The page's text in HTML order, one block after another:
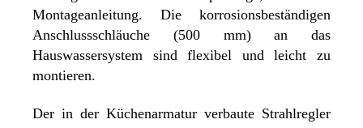
Montageanleitung. Die korrosionsbeständigen
Anschlussschläuche (500 mm) an das
Hauswassersystem sind flexibel und leicht zu
montieren.
Der in der Küchenarmatur verbaute Strahlregler